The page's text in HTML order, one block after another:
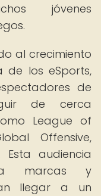
jóvenes
al crecimiento
de los eSports,
de
de cerca
League of
Offensive,
audiencia
marcas y
llegar a un